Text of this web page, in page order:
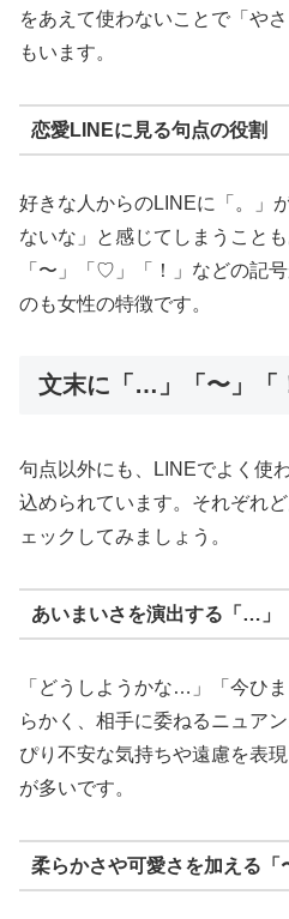
をあえて使わないことで「や
もいます。
恋愛LINEに見る句点の役割
好きな人からのLINEに「。」
ないな」と感じてしまうこと
「〜」「♡」「！」などの記
のも女性の特徴です。
文末に「…」「〜」「
句点以外にも、LINEでよく使
込められています。それぞれ
ェックしてみましょう。
あいまいさを演出する「…」
「どうしようかな…」「今ひ
らかく、相手に委ねるニュア
ぴり不安な気持ちや遠慮を表
が多いです。
柔らかさや可愛さを加える「